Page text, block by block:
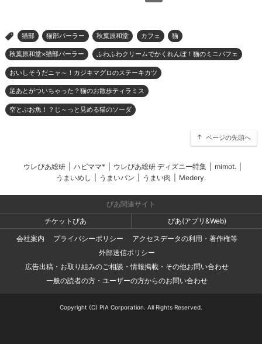
> 猫部 猫部パーラー 秋葉原和堂 カフェ 猫
秋葉原和堂×猫部パーラー ふわふわクリームでかくれんぼ！猫のミニパフェ
おいしそうだニャ～！カジキマグロのステーキカツ
足あとがついちゃった？猫のお散歩ティラミス
空とぶお魚！？じ～っと見める猫のソーダ
ページの先頭へ
ウレぴあ総研 ハピママ* ウレぴあ総研 ディズニー特集 mimot.
うまいめし
うまいパン うまい肉 Medery.
ぴあ関連サイト
チケットぴあ
ぴあ(アプリ&Web)
会社案内
プライバシーポリシー
アクセスデータの利用・著作権等
外部送信ポリシー
広告出稿・お取り組みのご相談・情報掲載・その他お問い合わせ
一般の読者の方・ユーザーの方からのお問い合わせ
Copyright (C) PIA Corporation. All Rights Reserved.